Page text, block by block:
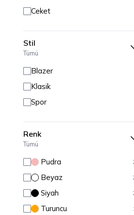
Ceket
Stil
Tümü
Blazer
Klasik
Spor
Renk
Tümü
Pudra
Beyaz
Siyah
Turuncu